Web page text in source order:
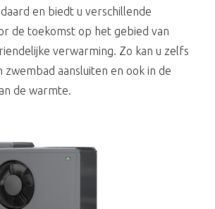
en biedt u verschillende
de toekomst op het gebied van
verwarming. Zo kan u zelfs
aansluiten en ook in de
de warmte.